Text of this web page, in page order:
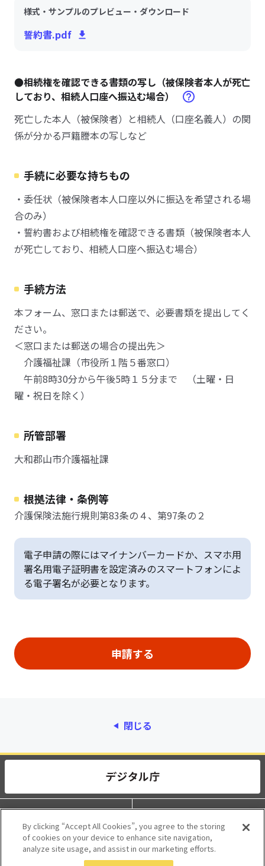
様式・サンプルのプレビュー・ダウンロード
誓約書.pdf
●相続権を確認できる書類の写し（被保険者本人が死亡
しており、相続人口座へ振込む場合）
死亡した本人（被保険者）と相続人（口座名義人）の関
係が分かる戸籍謄本の写しなど
手続に必要な持ちもの
・委任状（被保険者本人口座以外に振込を希望される場
合のみ）
・誓約書および相続権を確認できる書類（被保険者本人
が死亡しており、相続人口座へ振込む場合）
手続方法
本フォーム、窓口または郵送で、必要書類を提出してく
ださい。
＜窓口または郵送の場合の提出先＞
介護福祉課（市役所１階５番窓口）
午前8時30分から午後5時１５分まで （土曜・日
曜・祝日を除く）
所管部署
大和郡山市介護福祉課
根拠法律・条例等
介護保険法施行規則第83条の４、第97条の２
電子申請の際にはマイナンバーカードか、スマホ用
署名用電子証明書を設定済みのスマートフォンによ
る電子署名が必要となります。
閉じる
動作環境 個人情報保護
利用規約 アクセシビリティ
By clicking “Accept All Cookies”, you agree to the storing
of cookies on your device to enhance site navigation,
analyze site usage, and assist in our marketing efforts.